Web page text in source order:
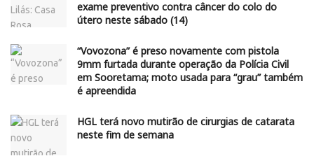
exame preventivo contra câncer do colo do
útero neste sábado (14)
“Vovozona” é preso novamente com pistola
9mm furtada durante operação da Polícia Civil
em Sooretama; moto usada para “grau” também
é apreendida
HGL terá novo mutirão de cirurgias de catarata
neste fim de semana